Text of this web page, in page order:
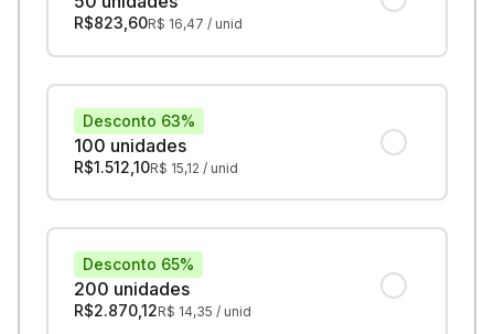
R$823,60R$ 16,47 / unid
100 unidades
Desconto 63%
R$1.512,10R$ 15,12 / unid
200 unidades
Desconto 65%
R$2.870,12R$ 14,35 / unid